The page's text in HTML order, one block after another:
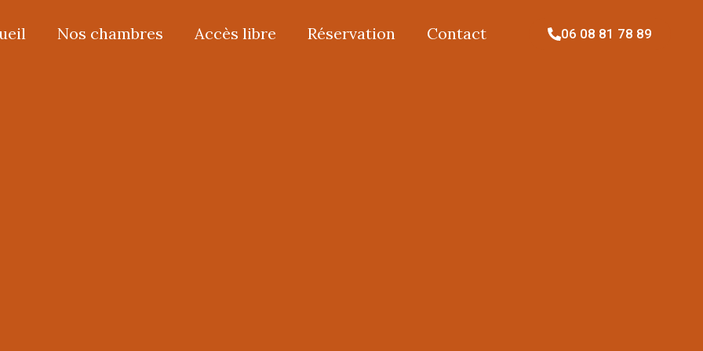
Nos chambres Accès libre Réservation Contact 06 08 81 78 89